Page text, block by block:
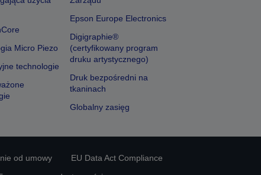
Micro Piezo
technologie
Epson Europe Electronics
Digigraphie®
(certyfikowany program
druku artystycznego)
Druk bezpośredni na
tkaninach
Globalny zasięg
od umowy
EU Data Act Compliance